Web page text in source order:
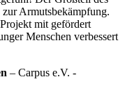
Armutsbekämpfung.
mit gefördert
Menschen verbessert
– Carpus e.V. -